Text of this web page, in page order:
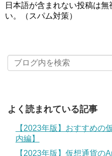
日本語が含まれない投稿は
い。（スパム対策）
よく読まれている記事
【2023年版】おすすめの
内編】
【2023年版】仮想通貨の